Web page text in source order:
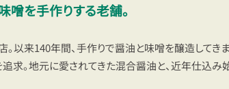
噌を手作りする老舗。
以来140年間、手作りで醤油と味噌を醸造してき
求。地元に愛されてきた混合醤油と、近年仕込